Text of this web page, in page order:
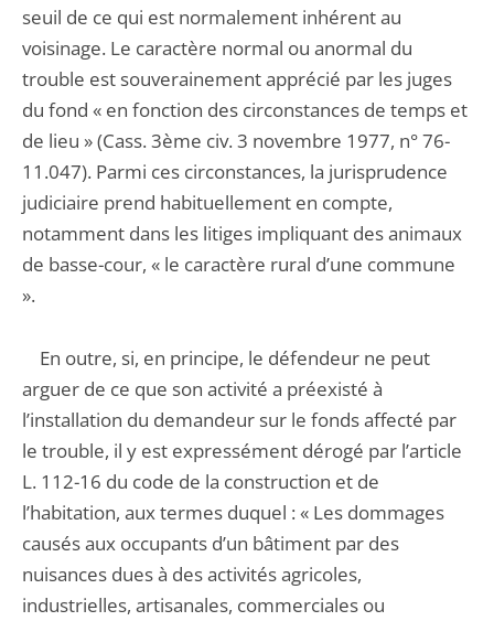
seuil de ce qui est normalement inhérent au
voisinage. Le caractère normal ou anormal du
trouble est souverainement apprécié par les juges
du fond « en fonction des circonstances de temps et
de lieu » (Cass. 3ème civ. 3 novembre 1977, n° 76-
11.047). Parmi ces circonstances, la jurisprudence
judiciaire prend habituellement en compte,
notamment dans les litiges impliquant des animaux
de basse-cour, « le caractère rural d’une commune
».
En outre, si, en principe, le défendeur ne peut
arguer de ce que son activité a préexisté à
l’installation du demandeur sur le fonds affecté par
le trouble, il y est expressément dérogé par l’article
L. 112-16 du code de la construction et de
l’habitation, aux termes duquel : « Les dommages
causés aux occupants d’un bâtiment par des
nuisances dues à des activités agricoles,
industrielles, artisanales, commerciales ou